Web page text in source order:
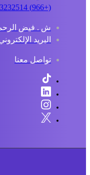
ش . فيض الرحمة -
البريد الإلكتروني: help@tabibgroupapp.com
تواصل معنا